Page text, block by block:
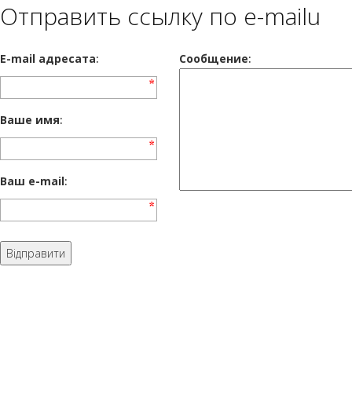
Отправить ссылку по e-mailu
E-mail адресата: Сообщение:
Ваше имя:
Ваш e-mail: